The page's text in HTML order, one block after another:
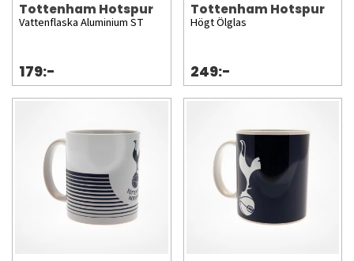
Tottenham Hotspur
Vattenflaska Aluminium ST
179:-
Tottenham Hotspur
Högt Ölglas
249:-